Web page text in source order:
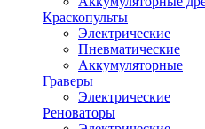
Краскопульты
Электрические
Пневматические
Аккумуляторные
Граверы
Электрические
Реноваторы